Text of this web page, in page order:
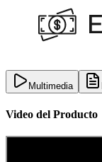
Multimedia
Video del Producto